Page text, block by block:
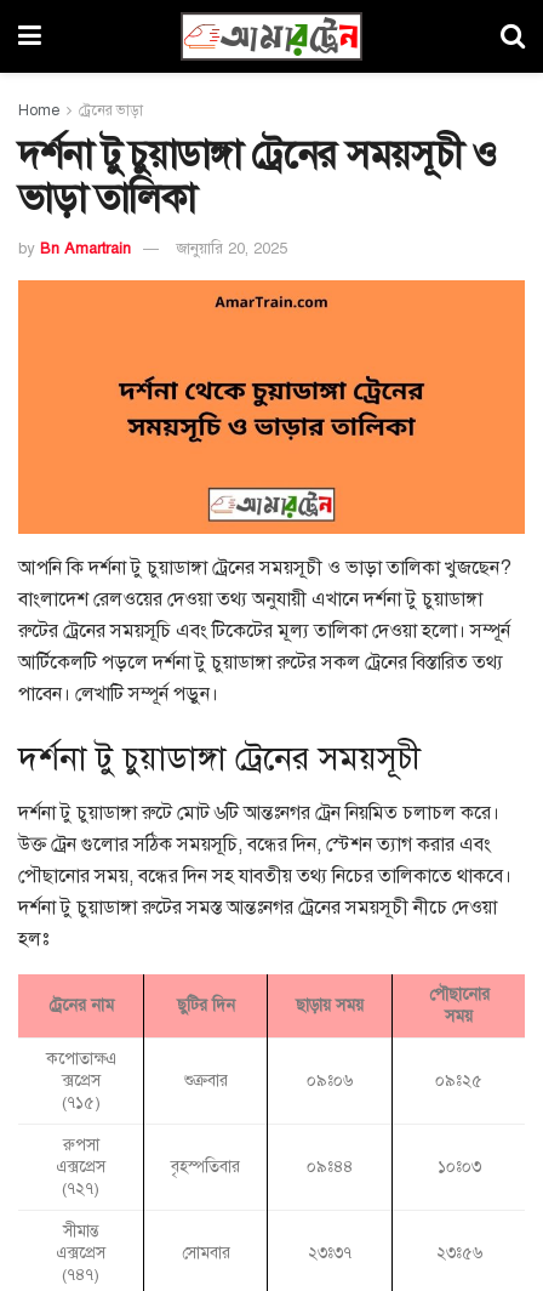
Home ট্রেনের ভাড়া
দর্শনা টু চুয়াডাঙ্গা ট্রেনের সময়সূচী ও
ভাড়া তালিকা
by Bn Amartrain জানুয়ারি 20, 2025
আপনি কি দর্শনা টু চুয়াডাঙ্গা ট্রেনের সময়সূচী ও ভাড়া তালিকা খুজছেন?
বাংলাদেশ রেলওয়ের দেওয়া তথ্য অনুযায়ী এখানে দর্শনা টু চুয়াডাঙ্গা
রুটের ট্রেনের সময়সূচি এবং টিকেটের মূল্য তালিকা দেওয়া হলো। সম্পূর্ন
আর্টিকেলটি পড়লে দর্শনা টু চুয়াডাঙ্গা রুটের সকল ট্রেনের বিস্তারিত তথ্য
পাবেন। লেখাটি সম্পূর্ন পড়ুন।
দর্শনা টু চুয়াডাঙ্গা ট্রেনের সময়সূচী
দর্শনা টু চুয়াডাঙ্গা রুটে মোট ৬টি আন্তঃনগর ট্রেন নিয়মিত চলাচল করে।
উক্ত ট্রেন গুলোর সঠিক সময়সূচি, বন্ধের দিন, স্টেশন ত্যাগ করার এবং
পৌছানোর সময়, বন্ধের দিন সহ যাবতীয় তথ্য নিচের তালিকাতে থাকবে।
দর্শনা টু চুয়াডাঙ্গা রুটের সমস্ত আন্তঃনগর ট্রেনের সময়সূচী নীচে দেওয়া
হলঃ
ট্রেনের নাম ছুটির দিন ছাড়ায় সময়
পৌছানোর
সময়
কপোতাক্ষএ
ক্সপ্রেস
(৭১৫)
শুক্রবার ০৯ঃ০৬ ০৯ঃ২৫
রুপসা
এক্সপ্রেস
(৭২৭)
বৃহস্পতিবার ০৯ঃ৪৪ ১০ঃ০৩
সীমান্ত
এক্সপ্রেস
(৭৪৭)
সোমবার ২৩ঃ৩৭ ২৩ঃ৫৬